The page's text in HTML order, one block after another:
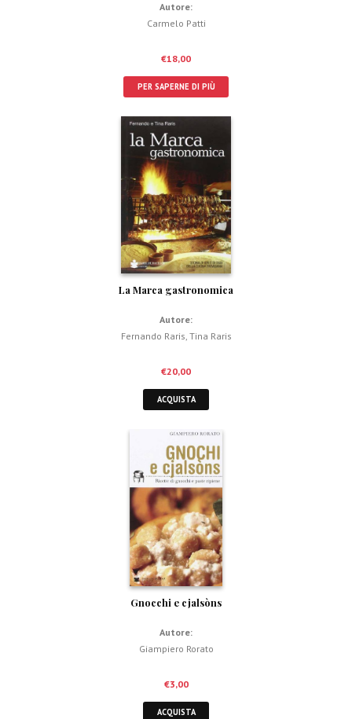
Autore:
Carmelo Patti
€18,00
PER SAPERNE DI PIÙ
La Marca gastronomica
Autore:
Fernando Raris, Tina Raris
€20,00
ACQUISTA
Gnocchi e cjalsòns
Autore:
Giampiero Rorato
€3,00
ACQUISTA